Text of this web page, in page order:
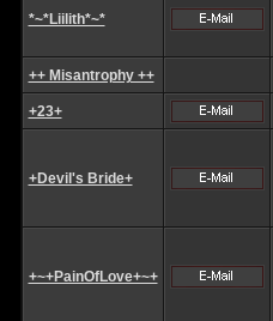
*~*Liilith*~*
++ Misantrophy ++
+23+
+Devil's Bride+
+~+PainOfLove+~+